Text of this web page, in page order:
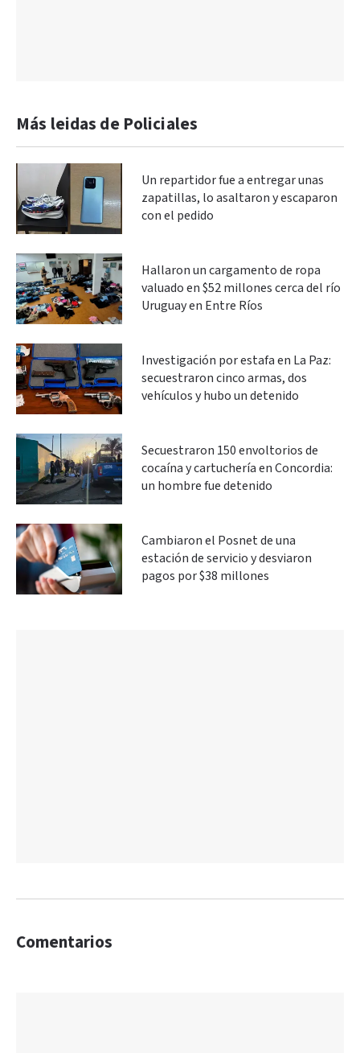
Más leidas de Policiales
Un repartidor fue a entregar unas
zapatillas, lo asaltaron y escaparon
con el pedido
Hallaron un cargamento de ropa
valuado en $52 millones cerca del río
Uruguay en Entre Ríos
Investigación por estafa en La Paz:
secuestraron cinco armas, dos
vehículos y hubo un detenido
Secuestraron 150 envoltorios de
cocaína y cartuchería en Concordia:
un hombre fue detenido
Cambiaron el Posnet de una
estación de servicio y desviaron
pagos por $38 millones
Comentarios